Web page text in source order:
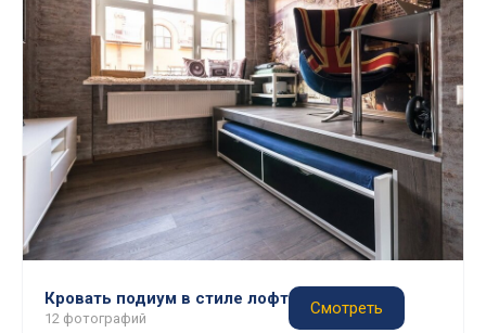
Кровать подиум в стиле лофт
12 фотографий
Смотреть